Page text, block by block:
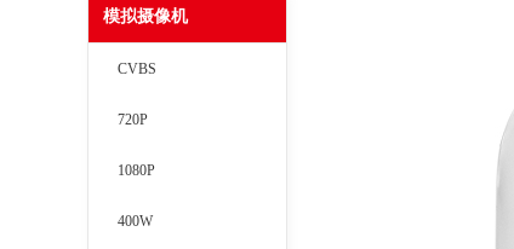
模拟摄像机
CVBS
720P
1080P
400W